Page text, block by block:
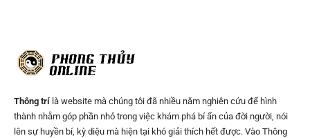
Thông trí là website mà chúng tôi đã nhiều năm nghiên cứu để hình
thành nhằm góp phần nhỏ trong việc khám phá bí ẩn của đời người, nói
lên sự huyền bí, kỳ diệu mà hiện tại khó giải thích hết được. Vào Thông